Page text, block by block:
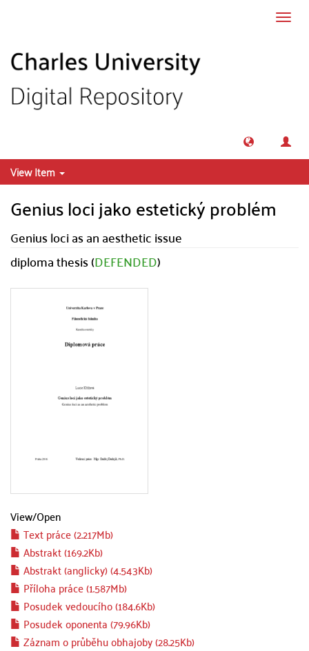
View Item
Genius loci jako estetický problém
Genius loci as an aesthetic issue
diploma thesis (DEFENDED)
View/Open
Text práce (2.217Mb)
Abstrakt (169.2Kb)
Abstrakt (anglicky) (4.543Kb)
Příloha práce (1.587Mb)
Posudek vedoucího (184.6Kb)
Posudek oponenta (79.96Kb)
Záznam o průběhu obhajoby (28.25Kb)